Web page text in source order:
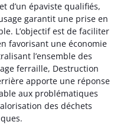
d’un épaviste qualifiés,
garantit une prise en
L’objectif est de faciliter
favorisant une économie
l’ensemble des
ferraille, Destruction
apporte une réponse
aux problématiques
des déchets